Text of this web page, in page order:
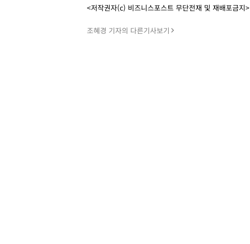
<저작권자(c) 비즈니스포스트 무단전재 및 재배포금지>
조혜경 기자의 다른기사보기